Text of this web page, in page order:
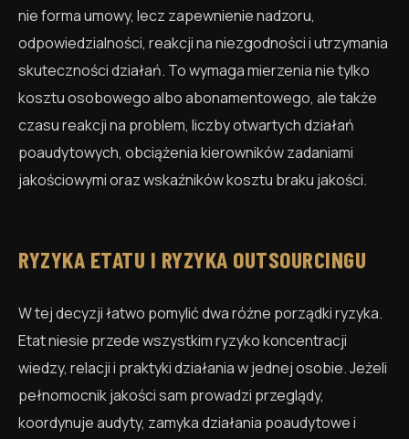
nie forma umowy, lecz zapewnienie nadzoru,
odpowiedzialności, reakcji na niezgodności i utrzymania
skuteczności działań. To wymaga mierzenia nie tylko
kosztu osobowego albo abonamentowego, ale także
czasu reakcji na problem, liczby otwartych działań
poaudytowych, obciążenia kierowników zadaniami
jakościowymi oraz wskaźników kosztu braku jakości.
RYZYKA ETATU I RYZYKA OUTSOURCINGU
W tej decyzji łatwo pomylić dwa różne porządki ryzyka.
Etat niesie przede wszystkim ryzyko koncentracji
wiedzy, relacji i praktyki działania w jednej osobie. Jeżeli
pełnomocnik jakości sam prowadzi przeglądy,
koordynuje audyty, zamyka działania poaudytowe i